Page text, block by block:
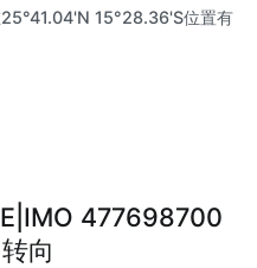
15°28.36'S位置有
477698700
向